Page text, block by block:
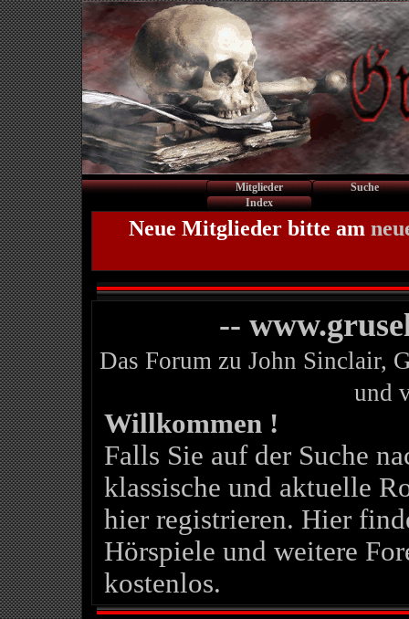
Mitglieder
Suche
Index
Neue Mitglieder bitte am
--
Das Forum zu John Sinclair,
und
Willkommen !
Falls Sie auf der Suche
klassische und aktuelle
hier registrieren. Hier
Hörspiele und weitere
kostenlos.